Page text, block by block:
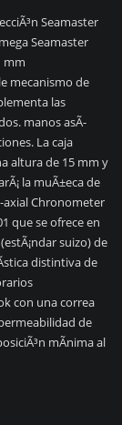
Seamaster
Seamaster
mm
mecanismo de
las
manos asÃ­
La caja
altura de 15 mm y
la muÃ±eca de
axial Chronometer
que se ofrece en
suizo) de
distintiva de
con una correa
de
mÃ­nima al